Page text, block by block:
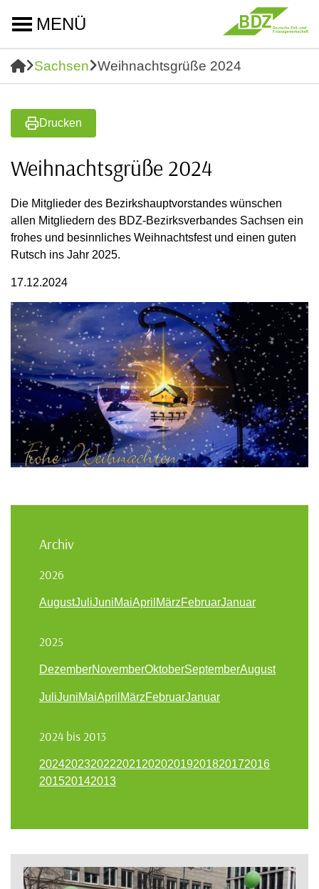
MENÜ
Sachsen Weihnachtsgrüße 2024
Drucken
Weihnachtsgrüße 2024
Die Mitglieder des Bezirkshauptvorstandes wünschen
allen Mitgliedern des BDZ-Bezirksverbandes Sachsen ein
frohes und besinnliches Weihnachtsfest und einen guten
Rutsch ins Jahr 2025.
17.12.2024
Archiv
2026
AugustJuliJuniMaiApril MärzFebruarJanuar
2025
DezemberNovemberOktoberSeptemberAugust
JuliJuniMaiApril MärzFebruarJanuar
2024 bis 2013
202420232022202120202019201820172016
201520142013